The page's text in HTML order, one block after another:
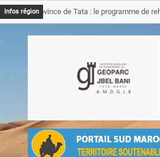
Infos région
Province de Tata : le programme de